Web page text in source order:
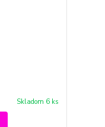
Skladom 6 ks